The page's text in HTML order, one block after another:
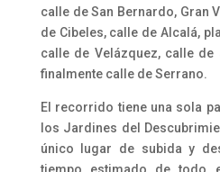
calle de San Bernardo, Gran
de Cibeles, calle de Alcalá,
calle de Velázquez, calle de
finalmente calle de Serrano.
El recorrido tiene una sola
los Jardines del
único lugar de subida y